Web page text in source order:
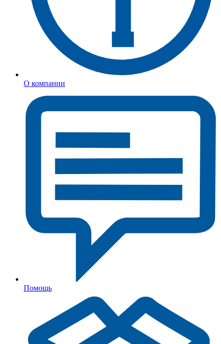
О компании
Помощь